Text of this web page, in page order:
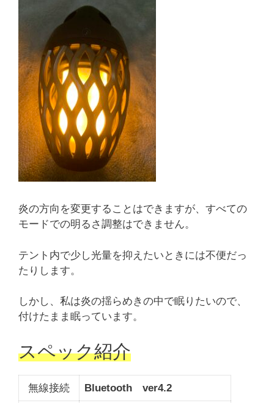
炎の方向を変更することはできますが、すべての
モードでの明るさ調整はできません。
テント内で少し光量を抑えたいときには不便だっ
たりします。
しかし、私は炎の揺らめきの中で眠りたいので、
付けたまま眠っています。
スペック紹介
無線接続 Bluetooth ver4.2